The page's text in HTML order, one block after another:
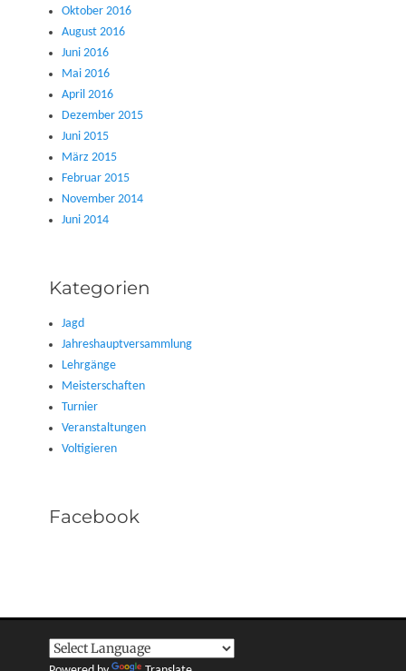
Oktober 2016
August 2016
Juni 2016
Mai 2016
April 2016
Dezember 2015
Juni 2015
März 2015
Februar 2015
November 2014
Juni 2014
Kategorien
Jagd
Jahreshauptversammlung
Lehrgänge
Meisterschaften
Turnier
Veranstaltungen
Voltigieren
Facebook